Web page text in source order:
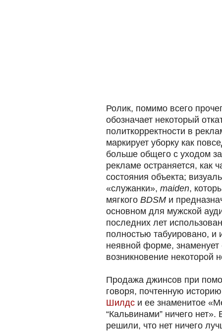
Ролик, помимо всего
обозначает некоторый
политкорректности в
маркирует уборку как
больше общего с уходом
рекламе остраняется, как
состояния объекта;
«служанки», maiden,
мягкого BDSM и
основном для мужской
последних лет
полностью табуировано, и
неявной форме, знаменует
возникновение некоторой
Продажа джинсов при
говоря, почтенную
Шилдс и ее знаменитое
“Кальвинами” ничего
решили, что нет ничего